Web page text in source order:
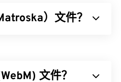
）文件？
套娃”（Matryoshka
），这
文件？